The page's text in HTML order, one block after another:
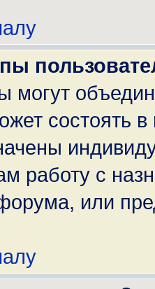
могут
состоять
работу с
или